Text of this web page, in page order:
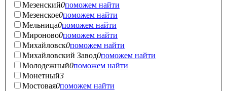
Мезенский0поможем найти
Мезенское0поможем найти
Мельница0поможем найти
Мироново0поможем найти
Михайловск0поможем найти
Михайловский Завод0поможем найти
Молодежный0поможем найти
Монетный3
Мостовая0поможем найти